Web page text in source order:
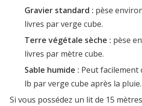
Gravier standard : pèse
livres par verge cube.
Terre végétale sèche : pèse
livres par mètre cube.
Sable humide : Peut facilement
lb par verge cube après la pluie.
Si vous possédez un lit de 15